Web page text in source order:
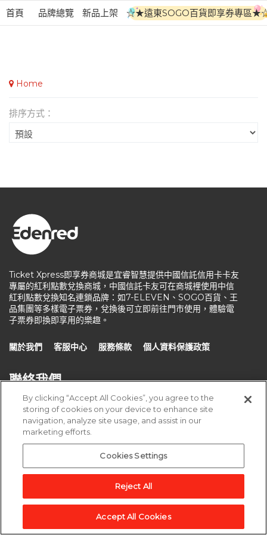
首頁 品牌總覽 新品上架 ☆★遠東SOGO百貨即享券專區
Home
排序方式：
Ticket Xpress即享券商城是宜睿智慧提供中國信託信用卡卡友
專屬的紅利點數兌換商城，中國信託卡友可在商城裡使用中信
紅利點數兌換知名連鎖品牌：如7-ELEVEN、SOGO百貨、王
品集團等多樣電子票券，兌換後可立即前往門市使用，體驗電
子票券即換即享用的樂趣。
關於我們 客服中心 服務條款 個人資料保護政策
聯絡我們
110 台北市信義路五段106號2樓, A1室
cs-tw@edenred.com
週一～週五 10:00至18:00
版權所有 ©新加坡商宜睿智慧股份有限公司台灣分公司
By clicking “Accept All Cookies”, you agree to the
storing of cookies on your device to enhance site
navigation, analyze site usage, and assist in our
marketing efforts.
Cookies Settings
Reject All
Accept All Cookies